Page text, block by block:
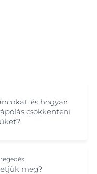
és hogyan
csökkenteni
meg?